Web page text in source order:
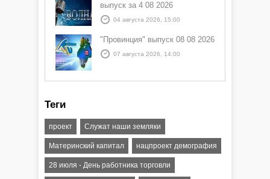
выпуск за 4 08 2026
04 августа 2026, 15:00
"Провинция" выпуск 08 08 2026
07 августа 2026, 14:00
Теги
проект Служат наши земляки
Материнский капитал нацпроект демография
28 июля - День работника торговли